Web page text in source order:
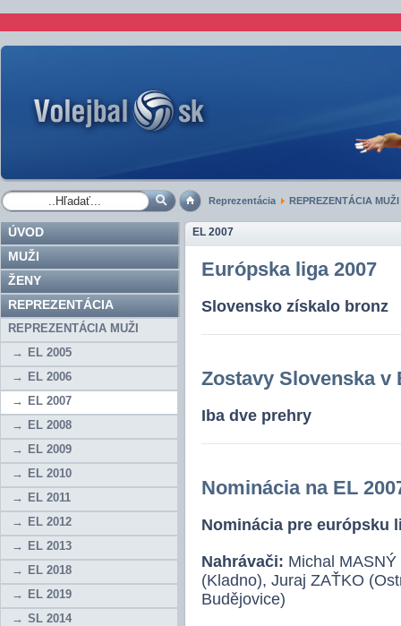
Reprezentácia REPREZENTÁCIA MUŽI
ÚVOD
MUŽI
ŽENY
REPREZENTÁCIA
REPREZENTÁCIA MUŽI
EL 2005
EL 2006
EL 2007
EL 2008
EL 2009
EL 2010
EL 2011
EL 2012
EL 2013
EL 2018
EL 2019
SL 2014
EL 2007
Európska liga 2007
Slovensko získalo bronz
Zostavy Slovenska v
Iba dve prehry
Nominácia na EL
Nominácia pre európsku
Nahrávači: Michal
(Kladno), Juraj ZAŤKO
Budějovice)